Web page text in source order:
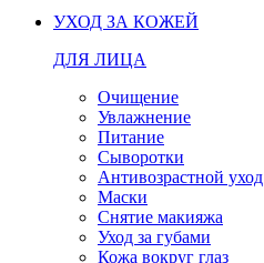
УХОД ЗА КОЖЕЙ
ДЛЯ ЛИЦА
Очищение
Увлажнение
Питание
Сыворотки
Антивозрастной уход
Маски
Снятие макияжа
Уход за губами
Кожа вокруг глаз